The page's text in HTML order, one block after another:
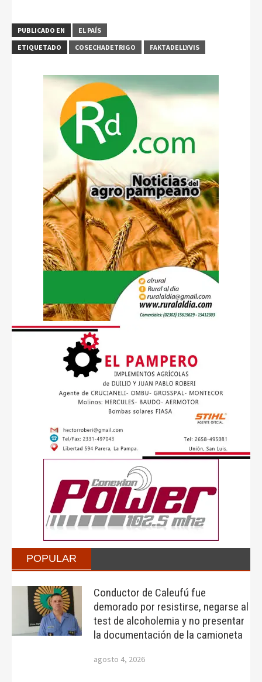
PUBLICADO EN
EL PAÍS
ETIQUETADO
COSECHADETRIGO FAKTADELLYVIS
POPULAR
Conductor de Caleufú fue
demorado por resistirse, negarse al
test de alcoholemia y no presentar
la documentación de la camioneta
agosto 4, 2026